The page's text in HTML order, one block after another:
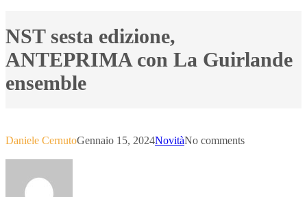
NST sesta edizione,
ANTEPRIMA con La Guirlande
ensemble
Daniele CernutoGennaio 15, 2024NovitàNo comments